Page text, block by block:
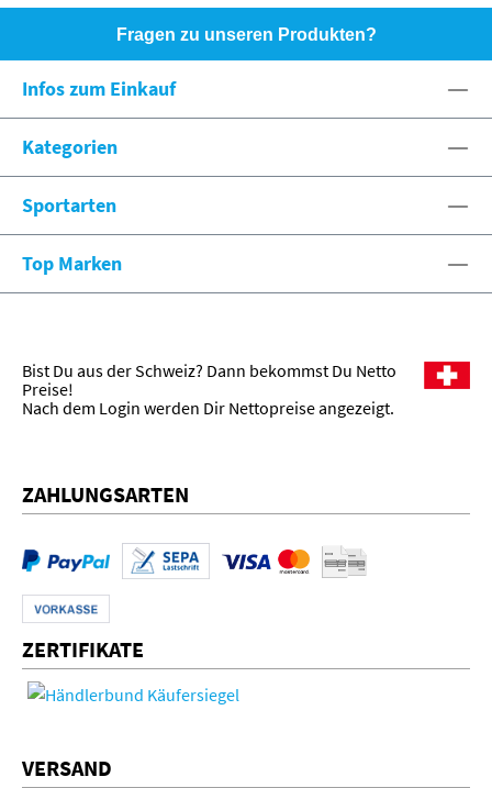
Fragen zu unseren Produkten?
eshop@spexx.org
Infos zum Einkauf
Kategorien
Sportarten
Top Marken
Bist Du aus der Schweiz? Dann bekommst Du Netto
Preise!
Nach dem Login werden Dir Nettopreise angezeigt.
ZAHLUNGSARTEN
ZERTIFIKATE
VERSAND